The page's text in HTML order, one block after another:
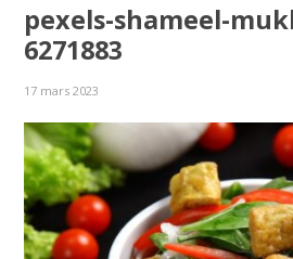
pexels-shameel-
6271883
17 mars 2023